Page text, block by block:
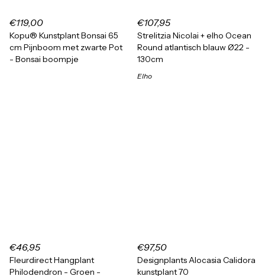
€119,00
Kopu® Kunstplant Bonsai 65
cm Pijnboom met zwarte Pot
- Bonsai boompje
€107,95
Strelitzia Nicolai + elho Ocean
Round atlantisch blauw Ø22 -
130cm
Elho
€46,95
Fleurdirect Hangplant
Philodendron - Groen -
€97,50
Designplants Alocasia Calidora
kunstplant 70